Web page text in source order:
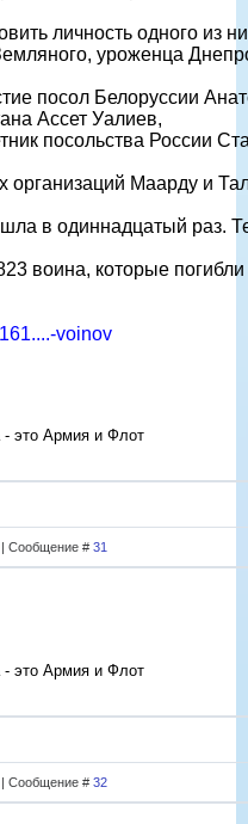
личность одного из
уроженца
посол Белоруссии
Ассет Уалиев,
посольства России
организаций Маарду и
в одиннадцатый раз.
воина, которые
voinov
- это Армия и Флот
| Сообщение # 31
- это Армия и Флот
| Сообщение # 32